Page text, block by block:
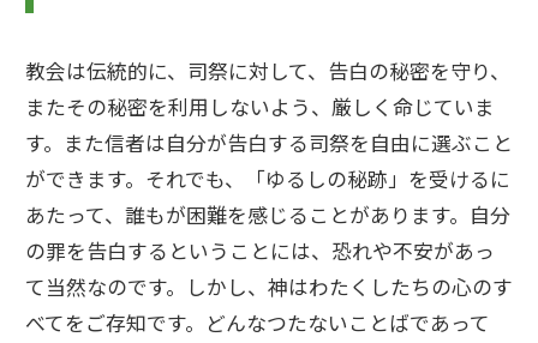
教会は伝統的に、司祭に対して、告白の秘密を守り、
またその秘密を利用しないよう、厳しく命じていま
す。また信者は自分が告白する司祭を自由に選ぶこと
ができます。それでも、「ゆるしの秘跡」を受けるに
あたって、誰もが困難を感じることがあります。自分
の罪を告白するということには、恐れや不安があっ
て当然なのです。しかし、神はわたくしたちの心のす
べてをご存知です。どんなつたないことばであって